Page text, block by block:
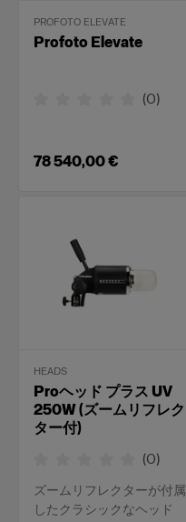
PROFOTO ELEVATE
Profoto Elevate
(0)
78 540,00 €
HEADS
Proヘッド プラス UV
250W (ズームリフレク
ター付)
(0)
ズームリフレクターが付属
したクラシックなヘッド